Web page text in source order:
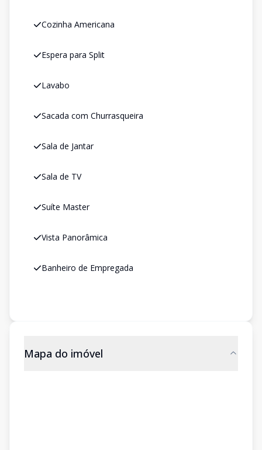
Cozinha Americana
Espera para Split
Lavabo
Sacada com Churrasqueira
Sala de Jantar
Sala de TV
Suíte Master
Vista Panorâmica
Banheiro de Empregada
Mapa do imóvel